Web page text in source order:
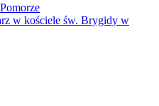
w kościele św. Brygidy w